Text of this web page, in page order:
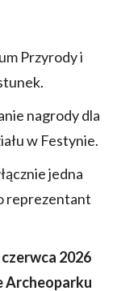
Przyrody i
nagrody dla
w Festynie.
jedna
reprezentant
czerwca 2026
Archeoparku